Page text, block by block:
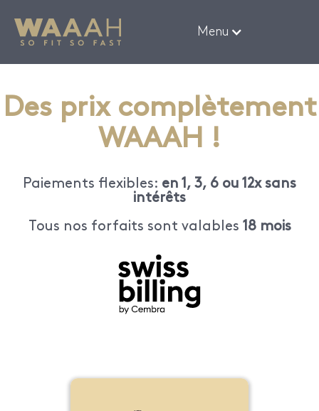
Menu
Des prix complètement
WAAAH !
Paiements flexibles: en 1, 3, 6 ou 12x sans
intérêts
Tous nos forfaits sont valables 18 mois